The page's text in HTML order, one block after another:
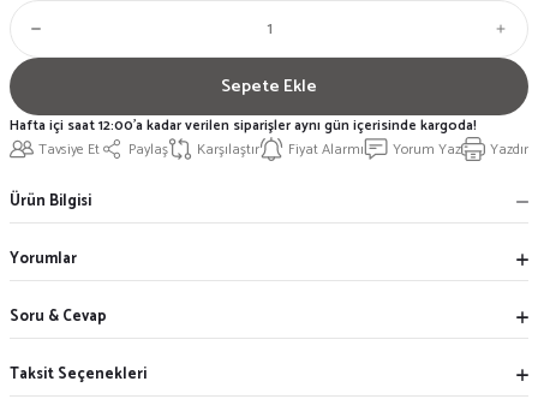
Sepete Ekle
Tavsiye Et Paylaş Karşılaştır Fiyat Alarmı Yorum Yaz Yazdır
Hafta içi saat 12:00'a kadar verilen siparişler aynı gün içerisinde kargoda!
Ürün Bilgisi
Yorumlar
Soru & Cevap
Taksit Seçenekleri